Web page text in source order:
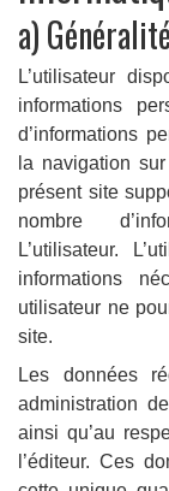
a)
L’utilisateur
informations
d’informations
la navigation
présent site
nombre
L’utilisateur.
informations
utilisateur ne
site.
Les données
administration
ainsi qu’au
l’éditeur. Ces